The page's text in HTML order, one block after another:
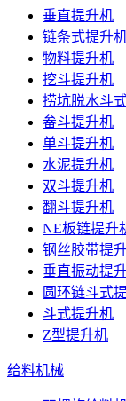
垂直提升机
链条式提升
物料提升机
挖斗提升机
捞坑脱水斗
畚斗提升机
单斗提升机
水泥提升机
双斗提升机
翻斗提升机
NE板链提升
钢丝胶带提
垂直振动提
圆环链斗式
斗式提升机
Z型提升机
给料机械